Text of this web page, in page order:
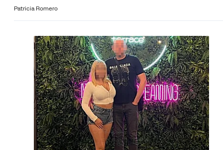
Patricia Romero